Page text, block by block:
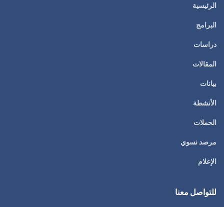
الرئيسية
البرامج
دراسات
المقالات
بيانات
الأنشطة
الحملات
مرصد نسوي
الإعلام
للتواصل معنا